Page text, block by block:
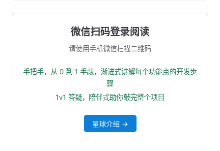
说说 RocketMQ 的架构是如何设计的？
谈谈 MQ 是如何流转的？
为什么默认要设计成 Pull 长轮询模式？
微信扫码登录阅读
请使用手机微信扫描二维码
手把手，从 0 到 1 手敲，渐进式讲解每个功能点的开发步
骤
1v1 答疑，陪伴式助你敲完整个项目
星球介绍 →